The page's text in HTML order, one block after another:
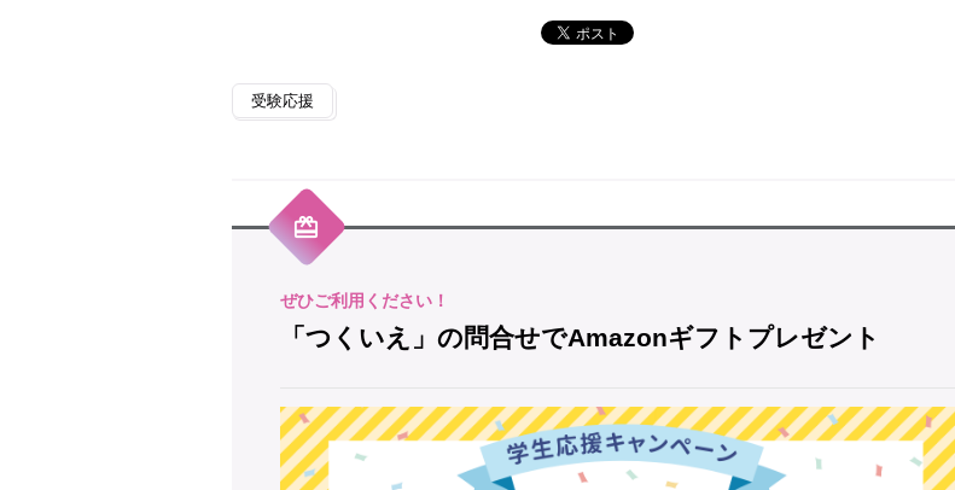
受験応援
「つくいえ」の問合せでAmazonギフトプレゼント